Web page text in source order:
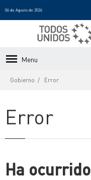
06 de Agosto de 2026
Menu
Gobierno Error
Error
Ha